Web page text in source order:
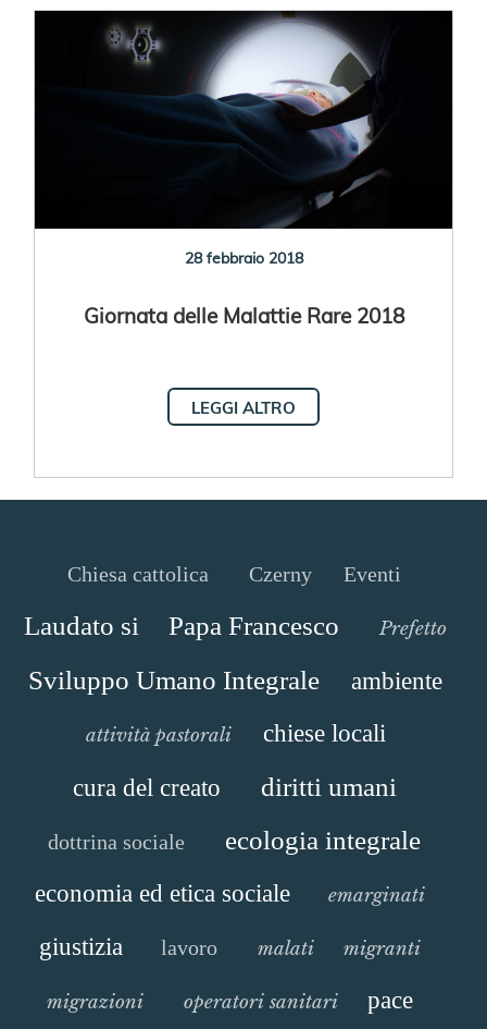
28 febbraio 2018
Giornata delle Malattie Rare 2018
LEGGI ALTRO
Chiesa cattolica Czerny Eventi
Laudato si Papa Francesco Prefetto
Sviluppo Umano Integrale ambiente
attività pastorali
chiese locali
cura del creato
diritti umani
dottrina sociale ecologia integrale
economia ed etica sociale emarginati
giustizia lavoro malati migranti
migrazioni operatori sanitari pace